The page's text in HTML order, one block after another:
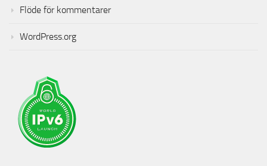
Flöde för kommentarer
WordPress.org